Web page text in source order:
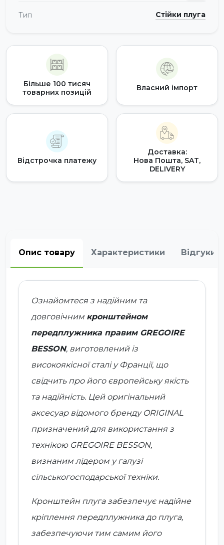
Тип Стійки плуга
Більше 100 тисяч
товарних позицій
Власний імпорт
Відстрочка платежу
Доставка:
Нова Пошта, SAT,
DELIVERY
Опис товару Характеристики Відгуки
Ознайомтеся з надійним та
довговічним кронштейном
передплужника правим GREGOIRE
BESSON, виготовлений із
високоякісної сталі у Франції, що
свідчить про його європейську якість
та надійність. Цей оригінальний
аксесуар відомого бренду ORIGINAL
призначений для використання з
технікою GREGOIRE BESSON,
визнаним лідером у галузі
сільськогосподарської техніки.
Кронштейн плуга забезпечує надійне
кріплення передплужника до плуга,
забезпечуючи тим самим його